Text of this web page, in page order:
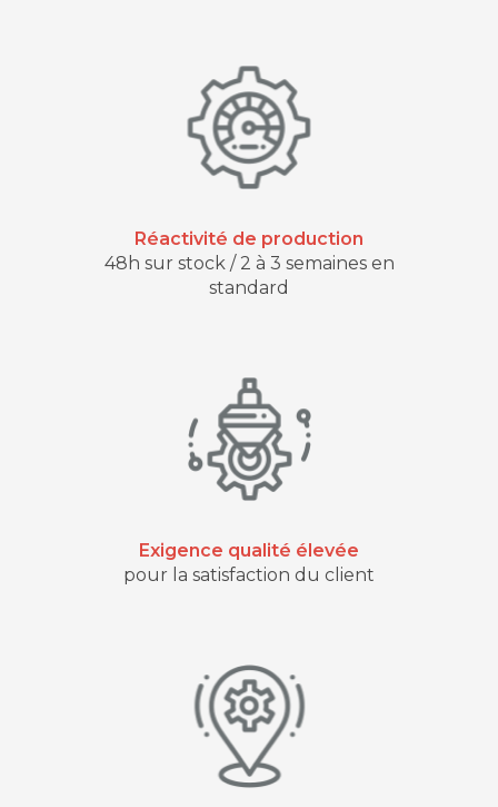
Réactivité de production
48h sur stock / 2 à 3 semaines en
standard
Exigence qualité élevée
pour la satisfaction du client